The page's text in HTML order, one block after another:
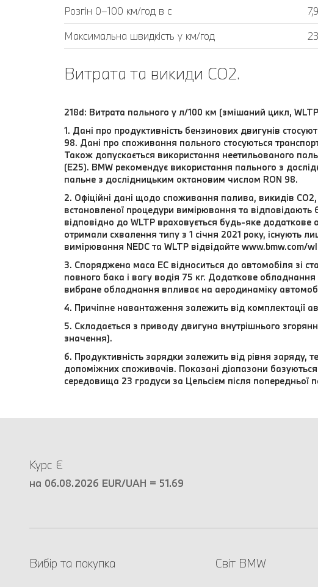
Розгін 0–100 км/год в с
7,9
Максимальна швидкість у км/год
Витрата та викиди CO2.
218d: Витрата пального у л/100 км (змішаний цикл,
1. Дані про продуктивність бензинових двигунів
98. Дані про споживання пального стосуються
Також допускається використання неетильованого
(E25). BMW рекомендує використання пального з
пальне з дослідницьким октановим числом RON 98.
2. Офіційні дані щодо споживання палива, викидів
встановленої процедури вимірювання та
відповідно до WLTP враховується будь-яке
отримали схвалення типу з 1 січня 2021 року, існують
вимірювання NEDC та WLTP відвідайте www.bmw.com/
3. Споряджена маса EC відноситься до автомобіля зі
повного бака і вагу водія 75 кг. Додаткове
вибране обладнання впливає на аеродинаміку
4. Причіпне навантаження залежить від комплектації
5. Складається з приводу двигуна внутрішнього
значення).
6. Продуктивність зарядки залежить від рівня
допоміжних споживачів. Показані діапазони
середовища 23 градуси за Цельсієм після попередньої
Курс €
на 06.08.2026 EUR/UAH = 51.69
Вибір та покупка Світ BMW